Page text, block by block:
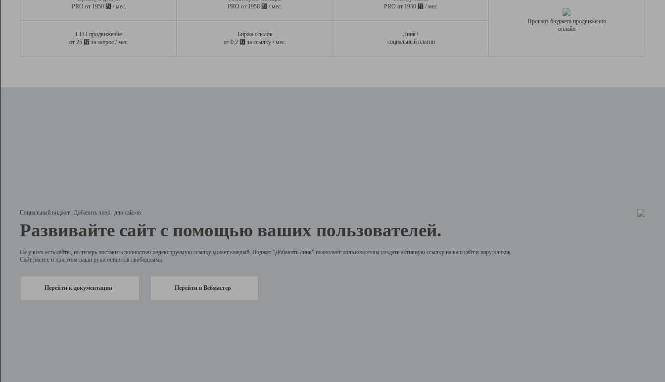
PRO от 1950 ⃏ / мес.
PRO от 1950 ⃏ / мес.
PRO от 1950 ⃏ / мес.
СЕО продвижение
от 25 ⃏ за запрос / мес.
Биржа ссылок
от 0,2 ⃏ за ссылку / мес.
Линк+
социальный плагин
Прогноз бюджета продвижения
онлайн
Социальный виджет "Добавить линк" для сайтов
Развивайте сайт с помощью ваших пользователей.
Не у всех есть сайты, но теперь поставить полностью индексируемую ссылку может каждый. Виджет “Добавить линк” позволяет пользователям создать активную ссылку на ваш сайт в пару кликов.
Сайт растет, и при этом ваши руки остаются свободными.
Перейти к документации Перейти в Вебмастер